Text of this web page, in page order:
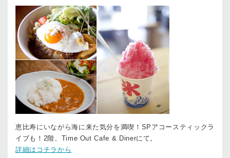
恵比寿にいながら海に来た気分を満喫！SPアコースティックラ
イブも！2階、Time Out Cafe & Dinerにて。
詳細はコチラから